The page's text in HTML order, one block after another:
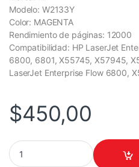
Modelo: W2133Y
Color: MAGENTA
Rendimiento de páginas: 12000
Compatibilidad: HP LaserJet
6800, 6801, X55745, X57945,
LaserJet Enterprise Flow 6800,
$450,00
TONER 213Y NEGRO